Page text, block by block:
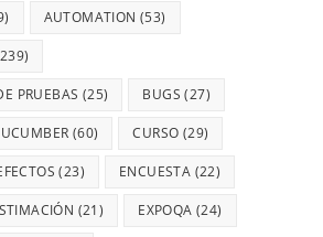
AUTOMATION (53)
PRUEBAS (25) BUGS (27)
(60) CURSO (29)
(23) ENCUESTA (22)
(21) EXPOQA (24)